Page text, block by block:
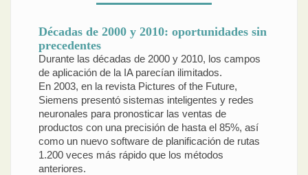
Décadas de 2000 y 2010: oportunidades sin
precedentes
Durante las décadas de 2000 y 2010, los campos
de aplicación de la IA parecían ilimitados.
En 2003, en la revista Pictures of the Future,
Siemens presentó sistemas inteligentes y redes
neuronales para pronosticar las ventas de
productos con una precisión de hasta el 85%, así
como un nuevo software de planificación de rutas
1.200 veces más rápido que los métodos
anteriores.